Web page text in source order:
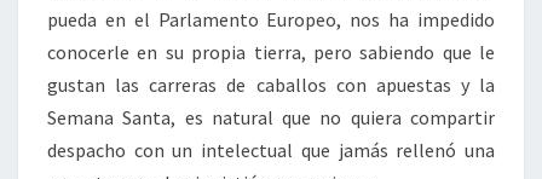
pueda en el Parlamento Europeo, nos ha impedido
conocerle en su propia tierra, pero sabiendo que le
gustan las carreras de caballos con apuestas y la
Semana Santa, es natural que no quiera compartir
despacho con un intelectual que jamás rellenó una